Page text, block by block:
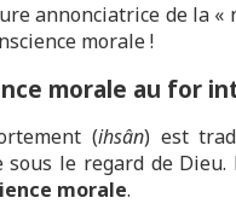
annonciatrice de la «
morale !
morale au for
(ihsân) est
le regard de Dieu.
morale.